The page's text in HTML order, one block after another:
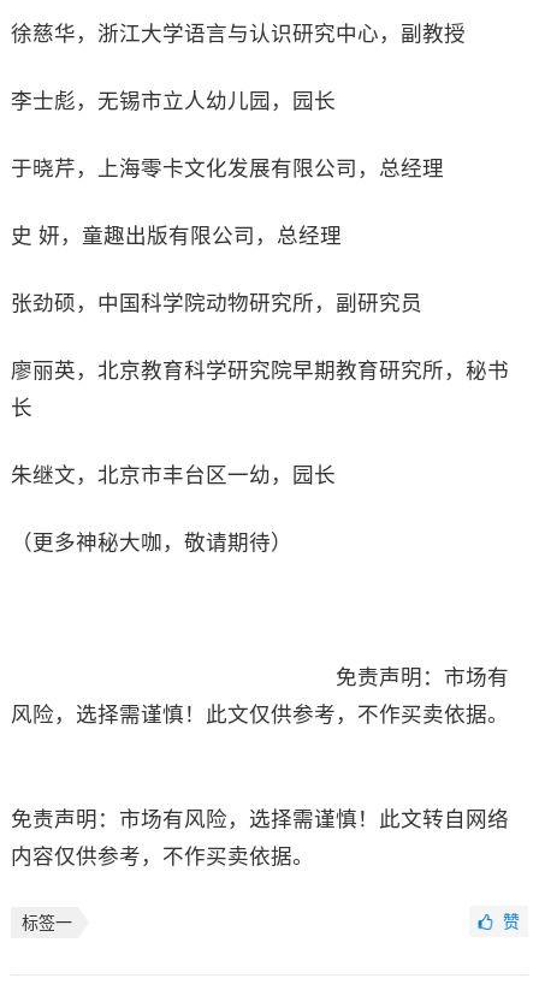
徐慈华，浙江大学语言与认识研究中心，副教授
李士彪，无锡市立人幼儿园，园长
于晓芹，上海零卡文化发展有限公司，总经理
史 妍，童趣出版有限公司，总经理
张劲硕，中国科学院动物研究所，副研究员
廖丽英，北京教育科学研究院早期教育研究所，秘书
长
朱继文，北京市丰台区一幼，园长
（更多神秘大咖，敬请期待）
免责声明：市场有
风险，选择需谨慎！此文仅供参考，不作买卖依据。
免责声明：市场有风险，选择需谨慎！此文转自网络
内容仅供参考，不作买卖依据。
标签一 赞